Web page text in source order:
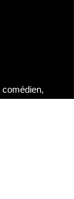
comédien,